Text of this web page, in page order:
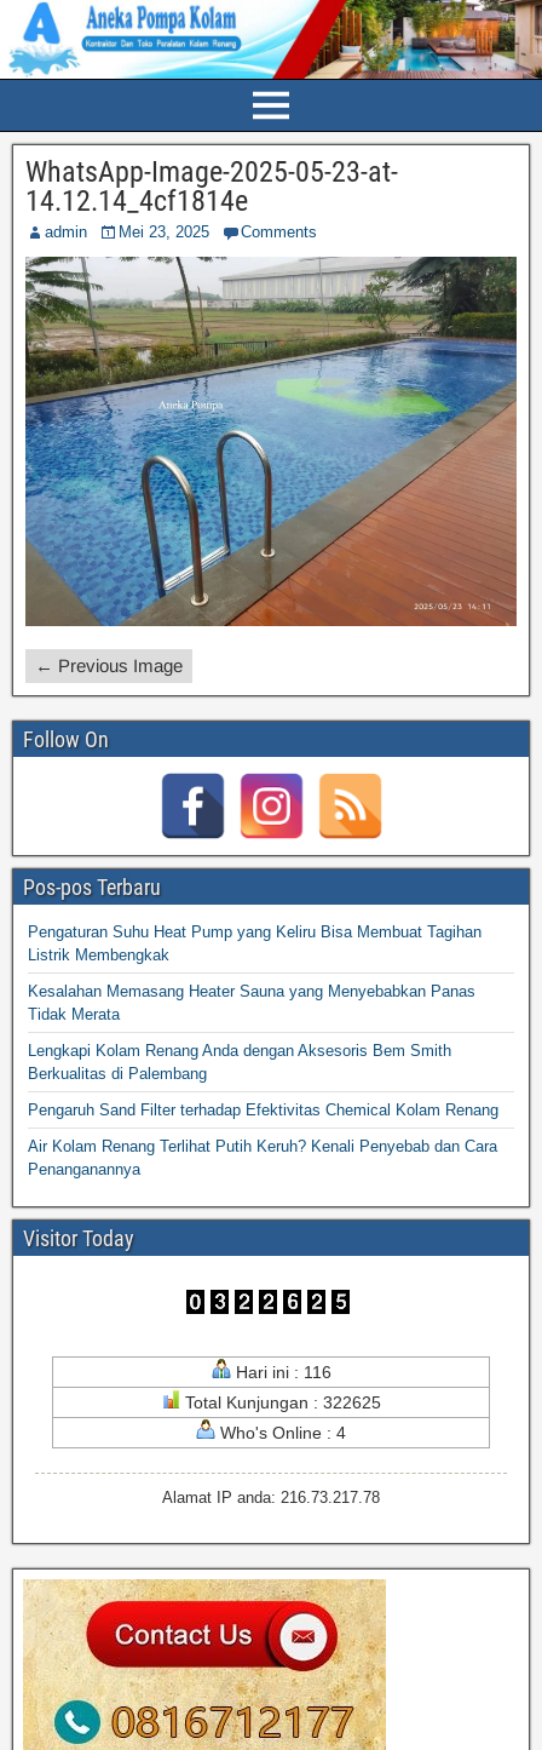
WhatsApp-Image-2025-05-23-at-
14.12.14_4cf1814e
admin Mei 23, 2025 Comments
← Previous Image
Follow On
Pos-pos Terbaru
Pengaturan Suhu Heat Pump yang Keliru Bisa Membuat Tagihan
Listrik Membengkak
Kesalahan Memasang Heater Sauna yang Menyebabkan Panas
Tidak Merata
Lengkapi Kolam Renang Anda dengan Aksesoris Bem Smith
Berkualitas di Palembang
Pengaruh Sand Filter terhadap Efektivitas Chemical Kolam Renang
Air Kolam Renang Terlihat Putih Keruh? Kenali Penyebab dan Cara
Penanganannya
Visitor Today
Hari ini : 116
Total Kunjungan : 322625
Who's Online : 4
Alamat IP anda: 216.73.217.78